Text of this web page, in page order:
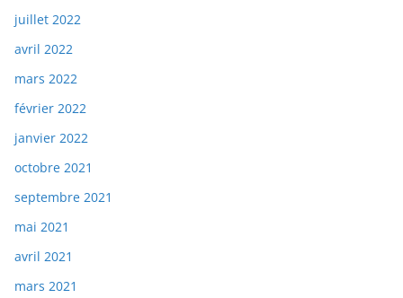
juillet 2022
avril 2022
mars 2022
février 2022
janvier 2022
octobre 2021
septembre 2021
mai 2021
avril 2021
mars 2021